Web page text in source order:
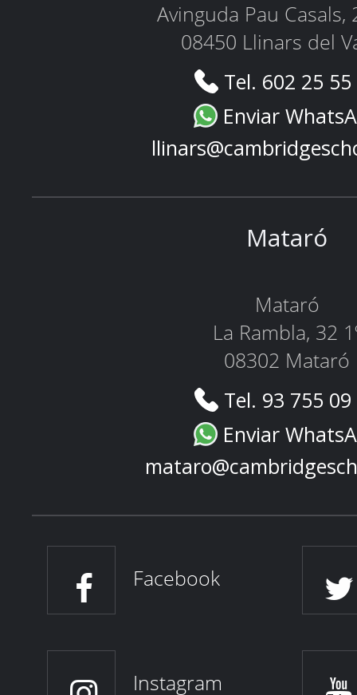
Avinguda Pau Casals,
08450 Llinars del
Tel. 602 25
Enviar
Mataró
Mataró
La Rambla, 32
08302 Mataró
Tel. 93 755
Enviar
Facebook
Instagram